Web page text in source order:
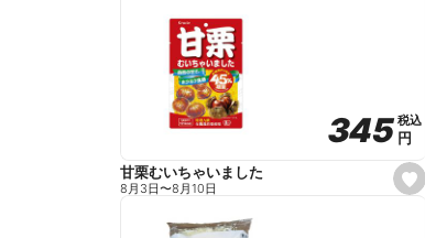
s
e
345
345税込
税込
円
円
甘栗むいちゃいました
8月3日〜8月10日